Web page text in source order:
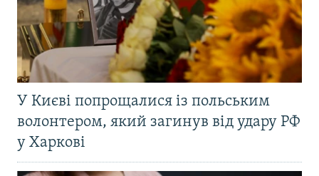
У Києві попрощалися із польським
волонтером, який загинув від удару РФ
у Харкові